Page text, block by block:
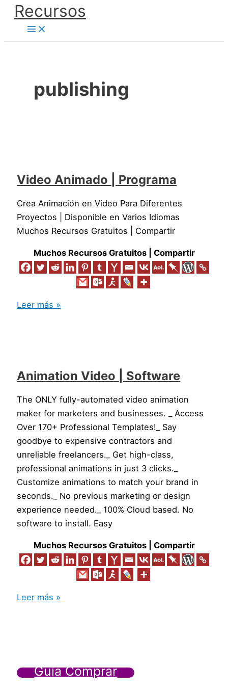
contenido
Recursos
publishing
Video Animado | Programa
Crea Animación en Video Para Diferentes
Proyectos | Disponible en Varios Idiomas
Muchos Recursos Gratuitos | Compartir
Muchos Recursos Gratuitos | Compartir
Video
Animado
Leer más »
Animation Video | Software
The ONLY fully-automated video animation
maker for marketers and businesses. _ Access
Over 170+ Professional Templates!_ Say
goodbye to expensive contractors and
unreliable freelancers._ Get high-class,
professional animations in just 3 clicks._
Customize animations to match your brand in
seconds._ No previous marketing or design
experience needed._ 100% Cloud based. No
software to install. Easy
Muchos Recursos Gratuitos | Compartir
Animation
Video
Leer más »
Guía Comprar